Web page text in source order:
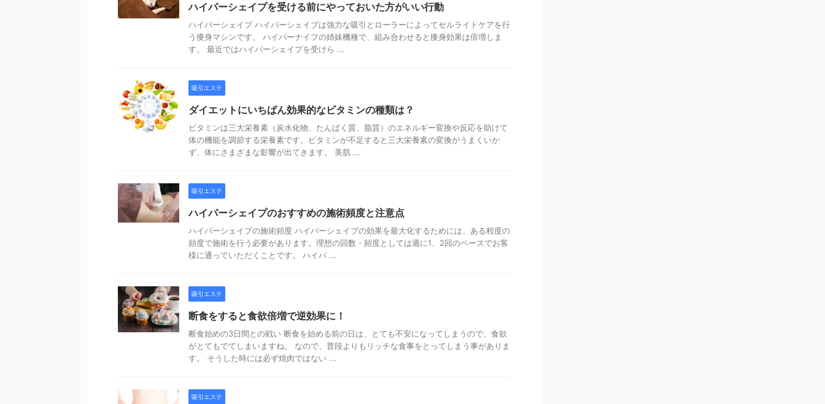
ハイパーシェイプを受ける前にやっておいた方がいい行動
ハイパーシェイプ ハイパーシェイプは強力な吸引とローラーによってセルライトケアを行
う痩身マシンです。 ハイパーナイフの姉妹機種で、組み合わせると痩身効果は倍増しま
す。 最近ではハイパーシェイプを受けら ...
吸引エステ
ダイエットにいちばん効果的なビタミンの種類は？
ビタミンは三大栄養素（炭水化物、たんぱく質、脂質）のエネルギー変換や反応を助けて
体の機能を調節する栄養素です。ビタミンが不足すると三大栄養素の変換がうまくいか
ず、体にさまざまな影響が出てきます。 美肌 ...
吸引エステ
ハイパーシェイプのおすすめの施術頻度と注意点
ハイパーシェイプの施術頻度 ハイパーシェイプの効果を最大化するためには、ある程度の
頻度で施術を行う必要があります。理想の回数・頻度としては週に1、2回のペースでお客
様に通っていただくことです。 ハイパ ...
吸引エステ
断食をすると食欲倍増で逆効果に！
断食始めの3日間との戦い 断食を始める前の日は、とても不安になってしまうので、食欲
がとてもでてしまいますね。 なので、普段よりもリッチな食事をとってしまう事がありま
す。 そうした時には必ず焼肉ではない ...
吸引エステ